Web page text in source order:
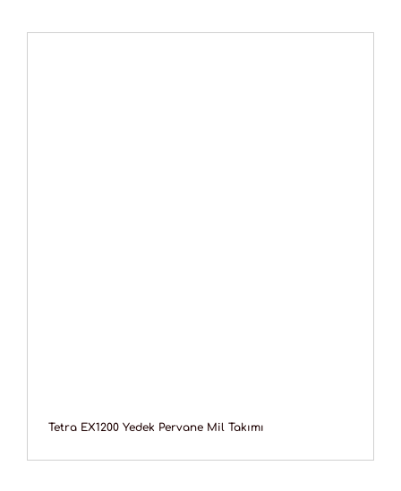
Tetra EX1200 Yedek Pervane Mil Takımı